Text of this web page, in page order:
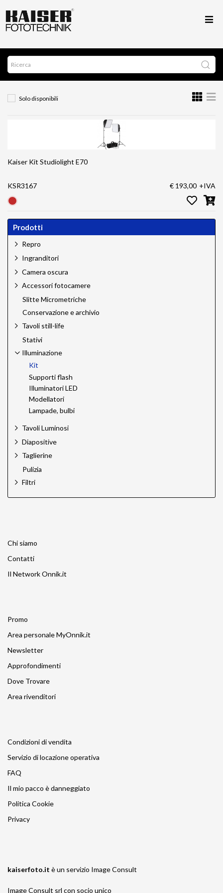
Solo disponibili
Kaiser Kit Studiolight E70
KSR3167 € 193,00 +IVA
Prodotti
Repro
Ingranditori
Camera oscura
Accessori fotocamere
Slitte Micrometriche
Conservazione e archivio
Tavoli still-life
Stativi
Illuminazione
Kit
Supporti flash
Illuminatori LED
Modellatori
Lampade, bulbi
Tavoli Luminosi
Diapositive
Taglierine
Pulizia
Filtri
Chi siamo
Contatti
Il Network Onnik.it
Promo
Area personale MyOnnik.it
Newsletter
Approfondimenti
Dove Trovare
Area rivenditori
Condizioni di vendita
Servizio di locazione operativa
FAQ
Il mio pacco è danneggiato
Politica Cookie
Privacy
kaiserfoto.it è un servizio Image Consult
Image Consult srl con socio unico